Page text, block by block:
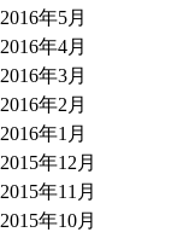
2016年5月
2016年4月
2016年3月
2016年2月
2016年1月
2015年12月
2015年11月
2015年10月